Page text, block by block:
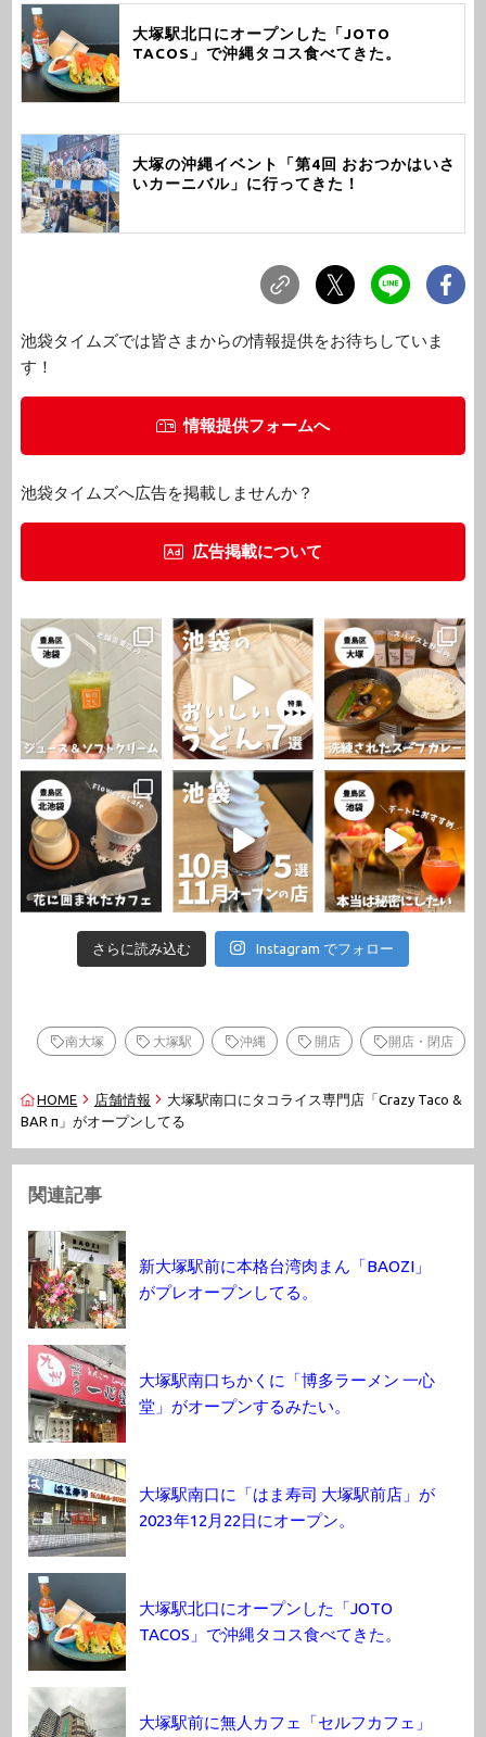
大塚駅北口にオープンした「JOTO
TACOS」で沖縄タコス食べてきた。
大塚の沖縄イベント「第4回 おおつかはいさ
いカーニバル」に行ってきた！
池袋タイムズでは皆さまからの情報提供をお待ちしていま
す！
情報提供フォームへ
池袋タイムズへ広告を掲載しませんか？
広告掲載について
さらに読み込む Instagram でフォロー
南大塚 大塚駅 沖縄 開店 開店・閉店
HOME 店舗情報
大塚駅南口にタコライス専門店「Crazy Taco &
BAR π」がオープンしてる
関連記事
新大塚駅前に本格台湾肉まん「BAOZI」
がプレオープンしてる。
大塚駅南口ちかくに「博多ラーメン 一心
堂」がオープンするみたい。
大塚駅南口に「はま寿司 大塚駅前店」が
2023年12月22日にオープン。
大塚駅北口にオープンした「JOTO
TACOS」で沖縄タコス食べてきた。
大塚駅前に無人カフェ「セルフカフェ」